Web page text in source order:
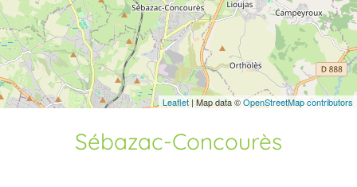
Leaflet| Map data ©OpenStreetMap contributors
Sébazac-Concourès